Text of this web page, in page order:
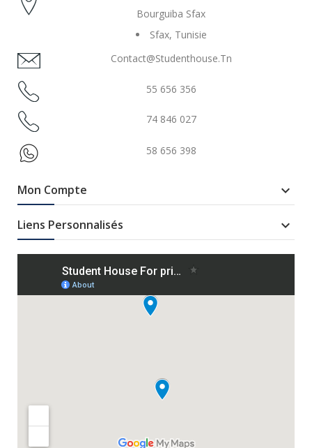
Bourguiba Sfax
Sfax, Tunisie
Contact@studenthouse.tn
55 656 356
74 846 027
58 656 398
Mon Compte 
Liens Personnalisés 